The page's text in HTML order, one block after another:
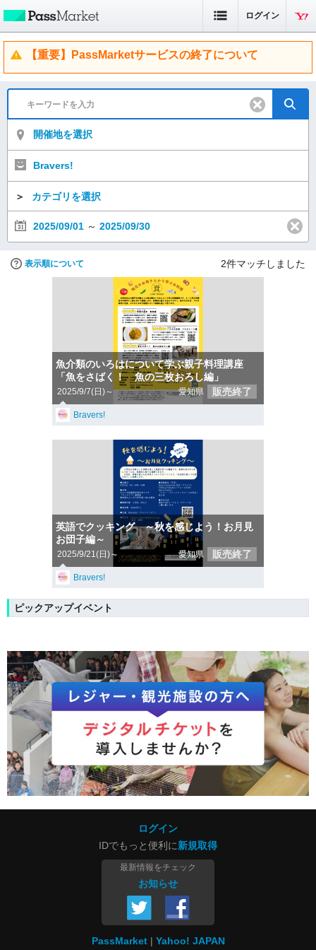
ログイン
【重要】PassMarketサービスの終了について
開催地を選択
Bravers!
＞ カテゴリを選択
2025/09/01 ～ 2025/09/30
表示順について 2件マッチしました
魚介類のいろはについて学ぶ親子料理講座
「魚をさばく！ 魚の三枚おろし編」
2025/9/7(日)～ 愛知県 販売終了
Bravers!
英語でクッキング ～秋を感じよう！お月見
お団子編～
2025/9/21(日)～ 愛知県 販売終了
Bravers!
ピックアップイベント
ログイン
IDでもっと便利に新規取得
最新情報をチェック
お知らせ
PassMarket Yahoo! JAPAN